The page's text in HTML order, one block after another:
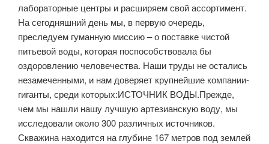
лабораторные центры и расширяем свой ассортимент.
На сегодняшний день мы, в первую очередь,
преследуем гуманную миссию – о поставке чистой
питьевой воды, которая поспособствовала бы
оздоровлению человечества. Наши труды не остались
незамеченными, и нам доверяет крупнейшие компании-
гиганты, среди которых:ИСТОЧНИК ВОДЫ.Прежде,
чем мы нашли нашу лучшую артезианскую воду, мы
исследовали около 300 различных источников.
Скважина находится на глубине 167 метров под землей